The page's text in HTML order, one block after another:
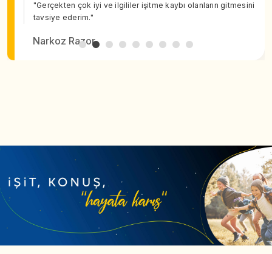
"Gerçekten çok iyi ve ilgililer işitme kaybı olanların gitmesini
tavsiye ederim."
Narkoz Razor